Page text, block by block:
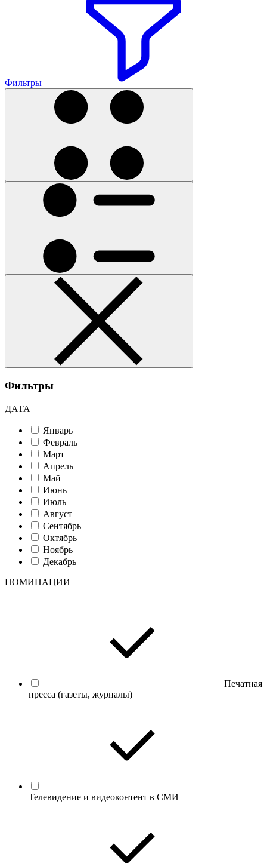
Фильтры
Фильтры
ДАТА
Январь
Февраль
Март
Апрель
Май
Июнь
Июль
Август
Сентябрь
Октябрь
Ноябрь
Декабрь
НОМИНАЦИИ
Печатная
пресса (газеты, журналы)
Телевидение и видеоконтент в СМИ